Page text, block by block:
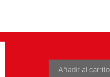
Añadir al carrito